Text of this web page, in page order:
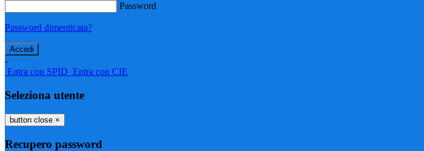
Password
Password dimenticata?
-
Entra con SPID Entra con CIE
Seleziona utente
button close ×
Recupero password